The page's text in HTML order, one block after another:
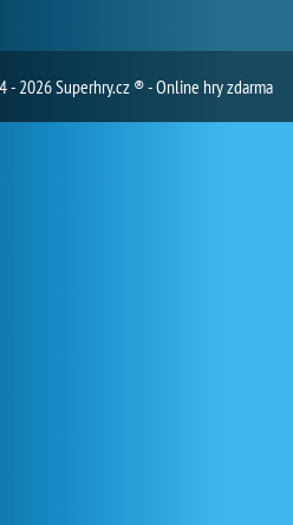
- 2026 Superhry.cz ® - Online hry zdarma